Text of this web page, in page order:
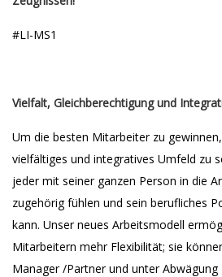
#LI-MS1
Vielfalt, Gleichberechtigung und
Um die besten Mitarbeiter zu
vielfältiges und integratives Umfeld zu
jeder mit seiner ganzen Person in die
zugehörig fühlen und sein berufliches
kann. Unser neues Arbeitsmodell
Mitarbeitern mehr Flexibilität; sie
Manager /Partner und unter